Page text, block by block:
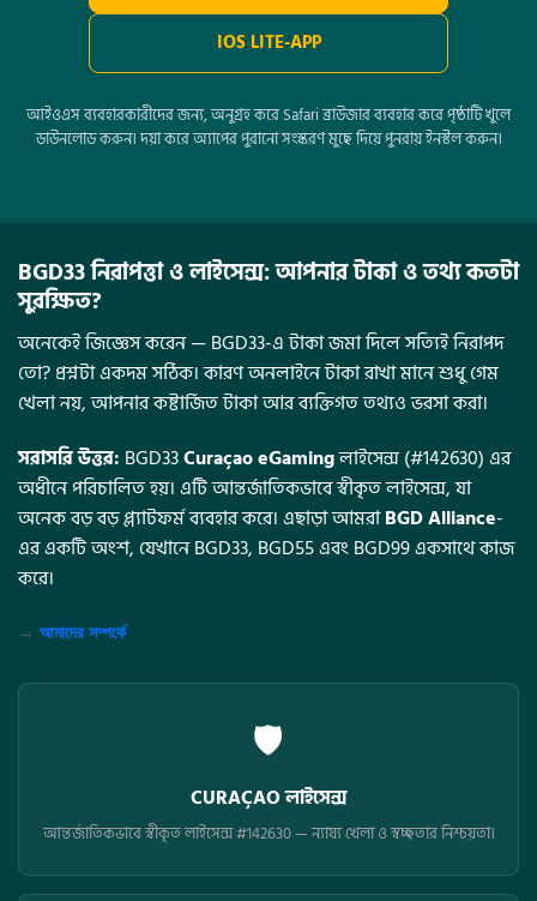
IOS LITE-APP
আইওএস ব্যবহারকারীদের জন্য, অনুগ্রহ করে Safari ব্রাউজার ব্যবহার করে পৃষ্ঠাটি খুলে
ডাউনলোড করুন। দয়া করে অ্যাপের পুরানো সংস্করণ মুছে দিয়ে পুনরায় ইনস্টল করুন।
BGD33 নিরাপত্তা ও লাইসেন্স: আপনার টাকা ও তথ্য কতটা
সুরক্ষিত?
অনেকেই জিজ্ঞেস করেন — BGD33-এ টাকা জমা দিলে সত্যিই নিরাপদ
তো? প্রশ্নটা একদম সঠিক। কারণ অনলাইনে টাকা রাখা মানে শুধু গেম
খেলা নয়, আপনার কষ্টার্জিত টাকা আর ব্যক্তিগত তথ্যও ভরসা করা।
সরাসরি উত্তর: BGD33Curaçao eGamingলাইসেন্স (#142630) এর
অধীনে পরিচালিত হয়। এটি আন্তর্জাতিকভাবে স্বীকৃত লাইসেন্স, যা
অনেক বড় বড় প্ল্যাটফর্ম ব্যবহার করে। এছাড়া আমরাBGD Alliance-
এর একটি অংশ, যেখানে BGD33, BGD55 এবং BGD99 একসাথে কাজ
করে।
→ আমাদের সম্পর্কে
🛡️
CURAÇAO লাইসেন্স
আন্তর্জাতিকভাবে স্বীকৃত লাইসেন্স #142630 — ন্যায্য খেলা ও স্বচ্ছতার নিশ্চয়তা।